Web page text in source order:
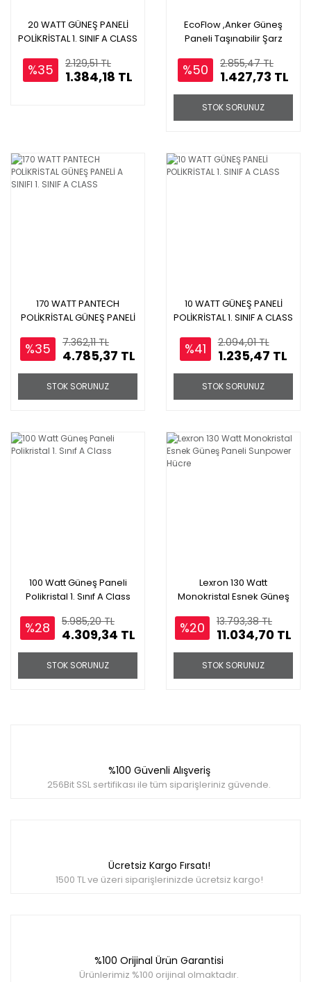
20 WATT GÜNEŞ PANELİ
POLİKRİSTAL 1. SINIF A CLASS
%35 2.129,51 TL
1.384,18 TL
EcoFlow ,Anker Güneş
Paneli Taşınabilir Şarz
Jak Mc4 Konnektör
%50 2.855,47 TL
1.427,73 TL
STOK SORUNUZ
170 WATT PANTECH
POLİKRİSTAL GÜNEŞ PANELİ
%35 7.362,11 TL
4.785,37 TL
STOK SORUNUZ
10 WATT GÜNEŞ PANELİ
POLİKRİSTAL 1. SINIF A CLASS
%41 2.094,01 TL
1.235,47 TL
STOK SORUNUZ
100 Watt Güneş Paneli
Polikristal 1. Sınıf A Class
%28 5.985,20 TL
4.309,34 TL
STOK SORUNUZ
Lexron 130 Watt
Monokristal Esnek Güneş
%20 13.793,38 TL
11.034,70 TL
STOK SORUNUZ
%100 Güvenli Alışveriş
256Bit SSL sertifikası ile tüm siparişleriniz güvende.
Ücretsiz Kargo Fırsatı!
1500 TL ve üzeri siparişlerinizde ücretsiz kargo!
%100 Orijinal Ürün Garantisi
Ürünlerimiz %100 orijinal olmaktadır.